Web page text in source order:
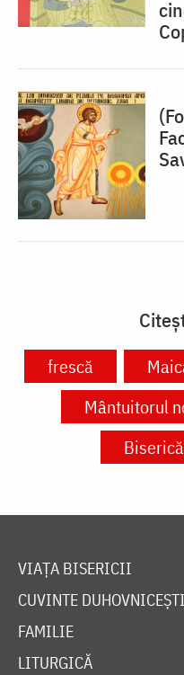
frescă
Mântuitorul
Biserică
VIAȚA BISERICII
CUVINTE DUHOVNICEȘTI
FAMILIE
LITURGICĂ